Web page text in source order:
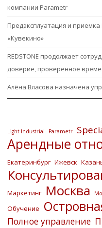
компании Parametr
Предэксплуатация и
«Кувекино»
REDSTONE продолжает
доверие, проверенное
Алёна Власова назначена
Light Industrial Parametr
Арендные
Екатеринбург Ижевск
Маркетинг Москва
Обучение
Полное управление